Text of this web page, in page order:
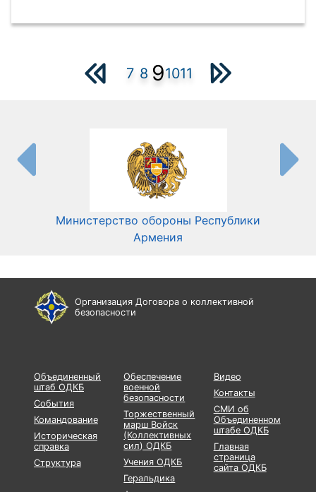
7 8 91011
Министерство обороны Республики
Армения
Организация Договора о коллективной
безопасности
Объединенный
штаб ОДКБ
События
Командование
Историческая
справка
Структура
Обеспечение
военной
безопасности
Торжественный
марш Войск
(Коллективных
сил) ОДКБ
Учения ОДКБ
Геральдика
Видео
Контакты
СМИ об
Объединенном
штабе ОДКБ
Главная
страница
сайта ОДКБ